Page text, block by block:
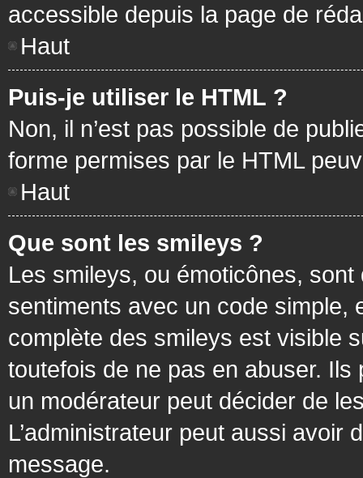
accessible depuis la page de
Haut
Puis-je utiliser le HTML ?
Non, il n’est pas possible de
forme permises par le HTML
Haut
Que sont les smileys ?
Les smileys, ou émoticônes,
sentiments avec un code simple,
complète des smileys est visible
toutefois de ne pas en abuser.
un modérateur peut décider de
L’administrateur peut aussi avoir
message.